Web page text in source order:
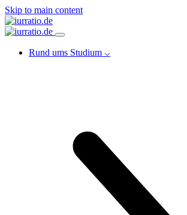
Skip to main content
Rund ums Studium ⌵